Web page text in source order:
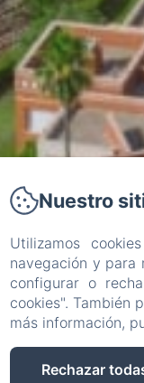
Nuestro
Utilizamos
navegación y para
configurar o
cookies". También
más información,
Rechazar